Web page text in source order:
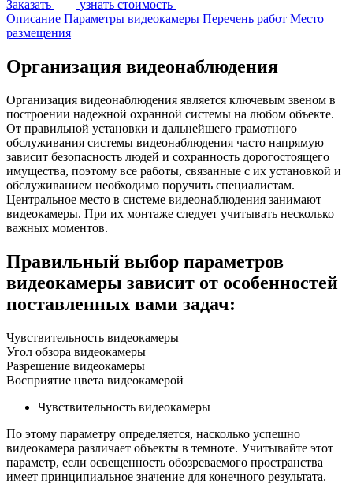
Заказать
узнать стоимость
Описание Параметры видеокамеры Перечень работ Место
размещения
Организация видеонаблюдения
Организация видеонаблюдения является ключевым звеном в
построении надежной охранной системы на любом объекте.
От правильной установки и дальнейшего грамотного
обслуживания системы видеонаблюдения часто напрямую
зависит безопасность людей и сохранность дорогостоящего
имущества, поэтому все работы, связанные с их установкой и
обслуживанием необходимо поручить специалистам.
Центральное место в системе видеонаблюдения занимают
видеокамеры. При их монтаже следует учитывать несколько
важных моментов.
Правильный выбор параметров
видеокамеры зависит от особенностей
поставленных вами задач:
Чувствительность видеокамеры
Угол обзора видеокамеры
Разрешение видеокамеры
Восприятие цвета видеокамерой
Чувствительность видеокамеры
По этому параметру определяется, насколько успешно
видеокамера различает объекты в темноте. Учитывайте этот
параметр, если освещенность обозреваемого пространства
имеет принципиальное значение для конечного результата.